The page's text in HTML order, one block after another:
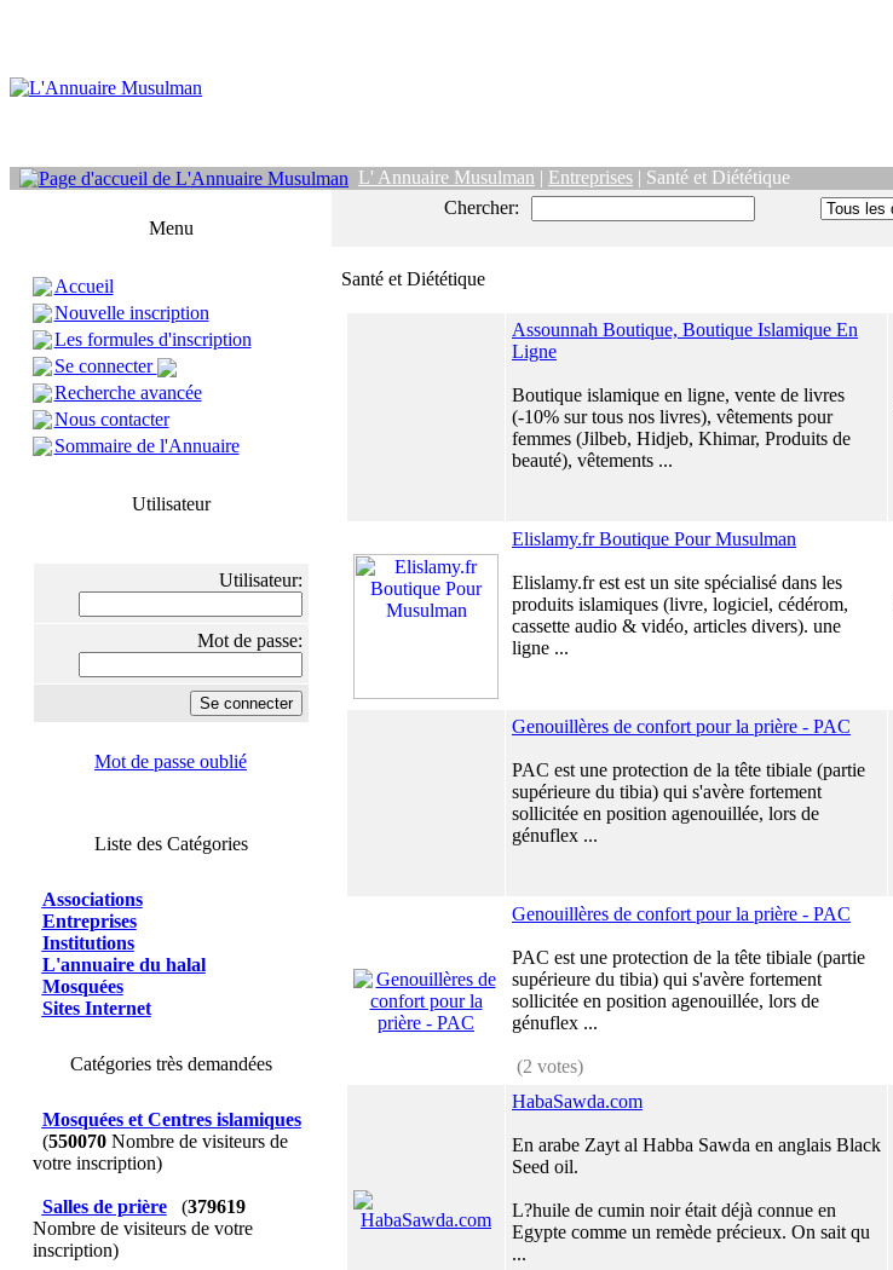
L' Annuaire Musulman | Entreprises | Santé et Diététique
Menu
Accueil
Nouvelle inscription
Les formules d'inscription
Se connecter
Recherche avancée
Nous contacter
Sommaire de l'Annuaire
Utilisateur
Utilisateur:
Mot de passe:
Mot de passe oublié
Liste des Catégories
Associations
Entreprises
Institutions
L'annuaire du halal
Mosquées
Sites Internet
Catégories très demandées
Mosquées et Centres islamiques
(550070Nombre de visiteurs de
votre inscription)
Salles de prière (379619
Nombre de visiteurs de votre
inscription)
Chercher:
Santé et Diététique
Assounnah Boutique, Boutique Islamique En
Ligne
Boutique islamique en ligne, vente de livres
(-10% sur tous nos livres), vêtements pour
femmes (Jilbeb, Hidjeb, Khimar, Produits de
beauté), vêtements ...
Elislamy.fr Boutique Pour Musulman
Elislamy.fr est est un site spécialisé dans les
produits islamiques (livre, logiciel, cédérom,
cassette audio & vidéo, articles divers). une
ligne ...
Genouillères de confort pour la prière - PAC
PAC est une protection de la tête tibiale (partie
supérieure du tibia) qui s'avère fortement
sollicitée en position agenouillée, lors de
génuflex ...
Genouillères de confort pour la prière - PAC
PAC est une protection de la tête tibiale (partie
supérieure du tibia) qui s'avère fortement
sollicitée en position agenouillée, lors de
génuflex ...
(2 votes)
HabaSawda.com
En arabe Zayt al Habba Sawda en anglais Black
Seed oil.
L?huile de cumin noir était déjà connue en
Egypte comme un remède précieux. On sait qu
...